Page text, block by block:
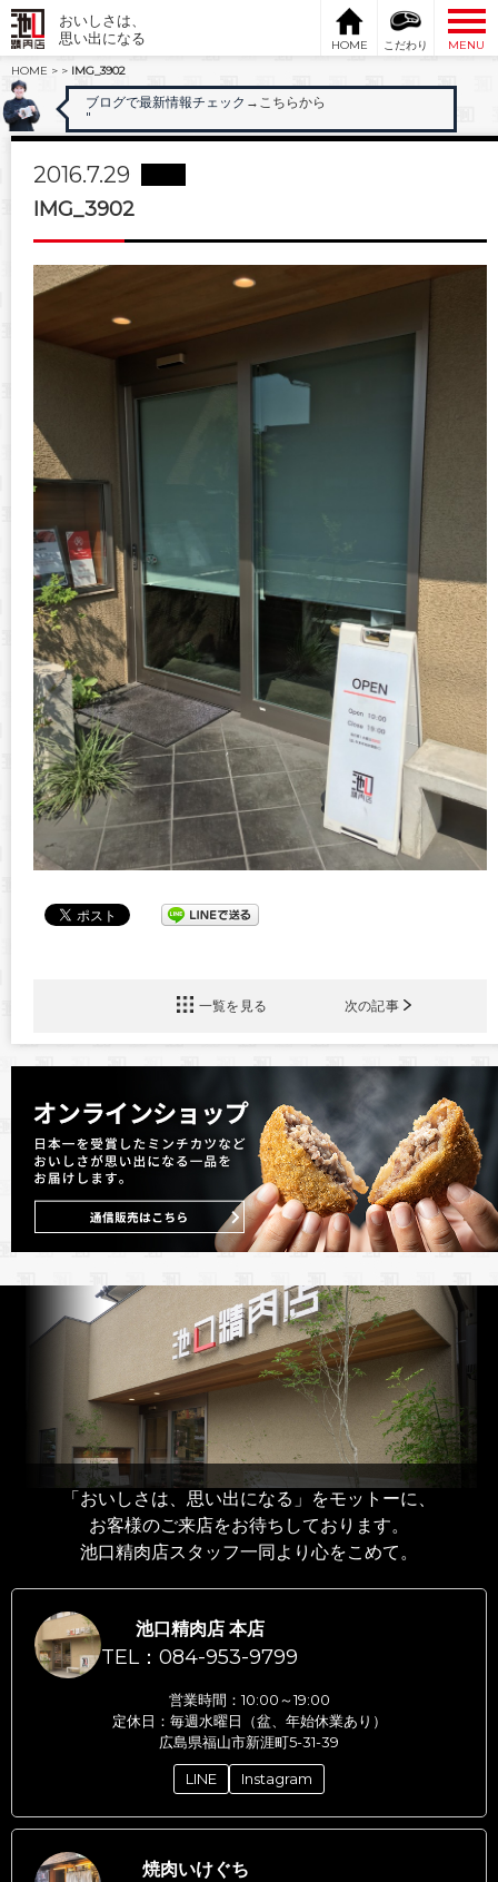
おいしさは、
思い出になる
HOME こだわり
MENU
HOME > > IMG_3902
ブログで最新情報チェック →こちらから
"
2016.7.29
IMG_3902
一覧を見る 次の記事
「おいしさは、思い出になる」をモットーに、
お客様のご来店をお待ちしております。
池口精肉店スタッフ一同より心をこめて。
池口精肉店 本店
TEL：084-953-9799
営業時間：10:00～19:00
定休日：毎週水曜日（盆、年始休業あり）
広島県福山市新涯町5-31-39
LINE Instagram
焼肉いけぐち